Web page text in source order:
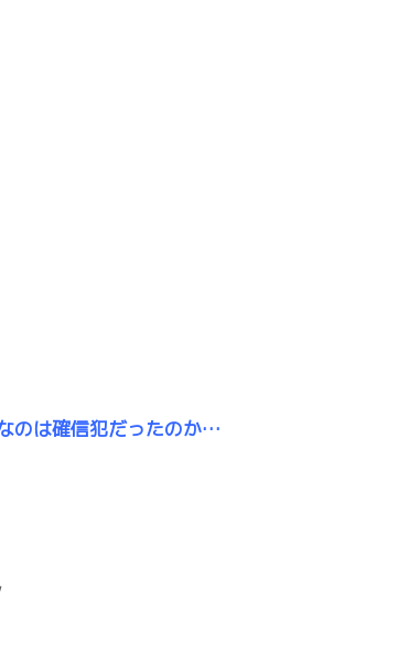
のは確信犯だったのか…